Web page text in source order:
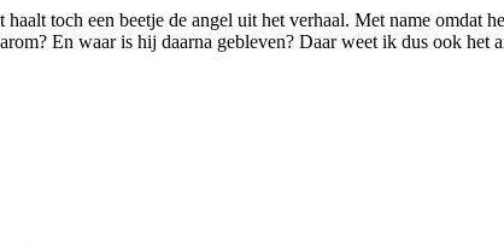
haalt toch een beetje de angel uit het verhaal. Met name
En waar is hij daarna gebleven? Daar weet ik dus ook het